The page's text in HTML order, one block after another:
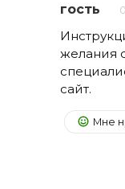
гость
желания
сайт.
Мне